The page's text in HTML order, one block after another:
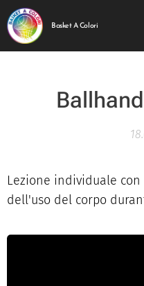
Basket A Colori
Lezione individuale
dell'uso del corpo